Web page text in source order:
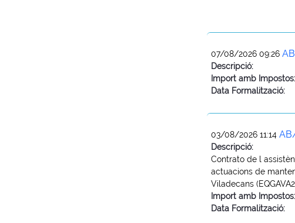
07/08/2026 09:26
Descripció:
Import amb Impostos:
Data Formalització:
03/08/2026 11:14
Descripció:
Contrato de l
actuacions de
Viladecans
Import amb Impostos:
Data Formalització: